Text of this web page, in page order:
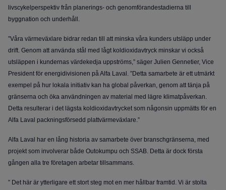
livscykelperspektiv från planerings- och genomförandestadierna till
byggnation och underhåll.
”Våra värmeväxlare bidrar redan till att minska våra kunders utsläpp under
drift. Genom att använda stål med lågt koldioxidavtryck minskar vi också
utsläppen i kundernas värdekedja uppströms,” säger Julien Gennetier, Vice
President för energidivisionen på Alfa Laval. ”Detta samarbete är ett utmärkt
exempel på hur lokala initiativ kan ha global påverkan, genom att tänja på
gränserna och öka användningen av material med lägre klimatpåverkan.
Detta resulterar i det lägsta koldioxidavtrycket som någonsin uppmätts för en
Alfa Laval packningsförsedd plattvärmeväxlare.”
Alfa Laval har en lång historia av samarbete över branschgränserna, med
projekt som involverar både Outokumpu och SSAB. Detta är dock första
gången alla tre företagen arbetar tillsammans.
” Det här är ytterligare ett stort steg mot en mer hållbar framtid. Vi är stolta